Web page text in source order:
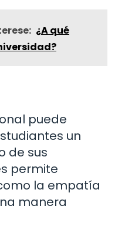
¿A qué
puede
un
de sus
permite
la empatía
manera